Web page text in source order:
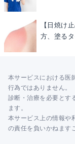
【日焼け
方、塗る
本サービスにおける医
行為ではありません。
診断・治療を必要とす
ます。
本サービス上の情報や
の責任を負いかねます